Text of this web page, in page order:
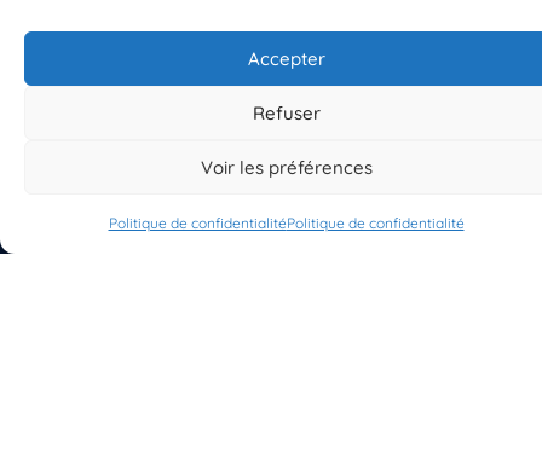
Accepter
Refuser
Voir les préférences
Politique de confidentialitéPolitique de confidentialité
S'INSCRIRE À LA NEWSLETTER
PLANÈTE MER